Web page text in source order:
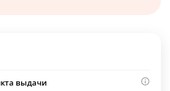
выдачи